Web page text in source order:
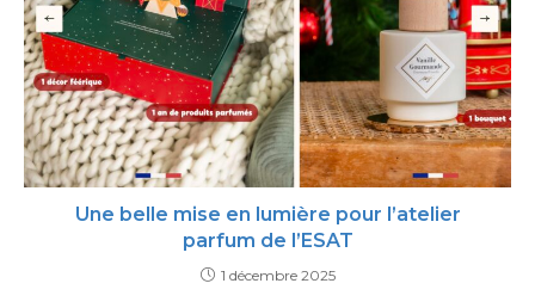
Une belle mise en lumière pour l’atelier
parfum de l’ESAT
1 décembre 2025